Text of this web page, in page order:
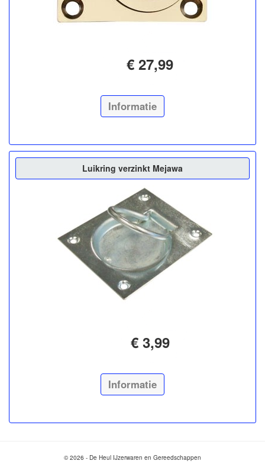
€ 27,99
Informatie
Luikring verzinkt Mejawa
€ 3,99
Informatie
© 2026 - De Heul IJzerwaren en Gereedschappen